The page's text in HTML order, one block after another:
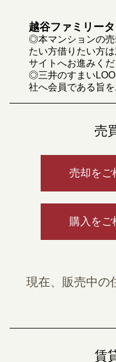
越谷ファミリー
◎本マンションの売
たい方借りたい方
サイトへお進みくだ
◎三井のすまい
社へ会員である旨
売
売却をご
購入をご
現在、販売中の
賃